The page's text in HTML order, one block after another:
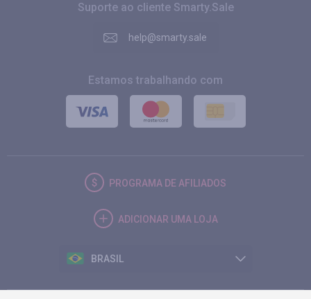
Suporte ao cliente Smarty.Sale
help@smarty.sale
Estamos trabalhando com
PROGRAMA DE AFILIADOS
ADICIONAR UMA LOJA
BRASIL